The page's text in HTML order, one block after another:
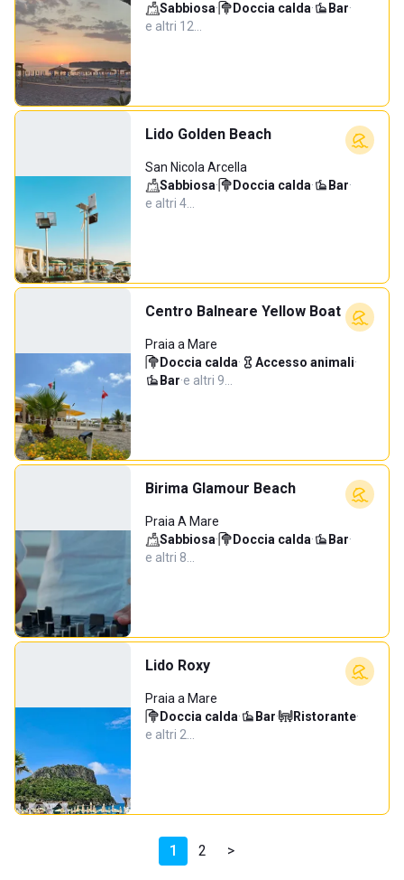
Sabbiosa· Doccia calda· Bar·
e altri 12…
Lido Golden Beach
San Nicola Arcella
Sabbiosa· Doccia calda· Bar·
e altri 4…
Centro Balneare Yellow Boat
Praia a Mare
Doccia calda· Accesso animali·
Bar·e altri 9…
Birima Glamour Beach
Praia A Mare
Sabbiosa· Doccia calda· Bar·
e altri 8…
Lido Roxy
Praia a Mare
Doccia calda· Bar· Ristorante·
e altri 2…
1 2 >